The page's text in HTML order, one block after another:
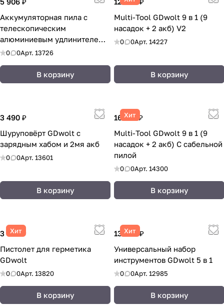
Аккумуляторная пила с
телескопическим
алюминиевым удлинителем
GDwolt
0 0Арт. 13726
В корзину
Multi-Tool GDwolt 9 в 1 (9
насадок + 2 акб) V2
0 0Арт. 14227
В корзину
3 490 ₽
Шуруповёрт GDwolt с
зарядным хабом и 2мя акб
0 0Арт. 13601
В корзину
Хит
16 913 ₽
Multi-Tool GDwolt 9 в 1 (9
насадок + 2 акб) С сабельной
пилой
0 0Арт. 14300
В корзину
Хит
3 840 ₽
Пистолет для герметика
GDwolt
0 0Арт. 13820
В корзину
Хит
13 038 ₽
Универсальный набор
инструментов GDwolt 5 в 1
0 0Арт. 12985
В корзину